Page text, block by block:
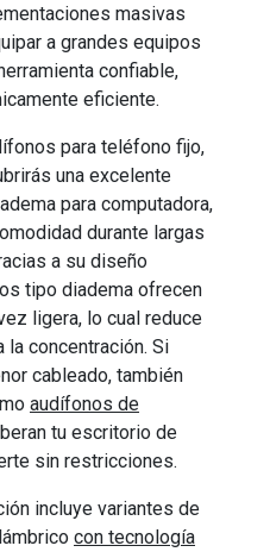
masivas
a grandes equipos
confiable,
eficiente.
para teléfono fijo,
una excelente
para computadora,
durante largas
a su diseño
tipo diadema ofrecen
ligera, lo cual reduce
la concentración. Si
cableado, también
audífonos de
tu escritorio de
sin restricciones.
incluye variantes de
con tecnología